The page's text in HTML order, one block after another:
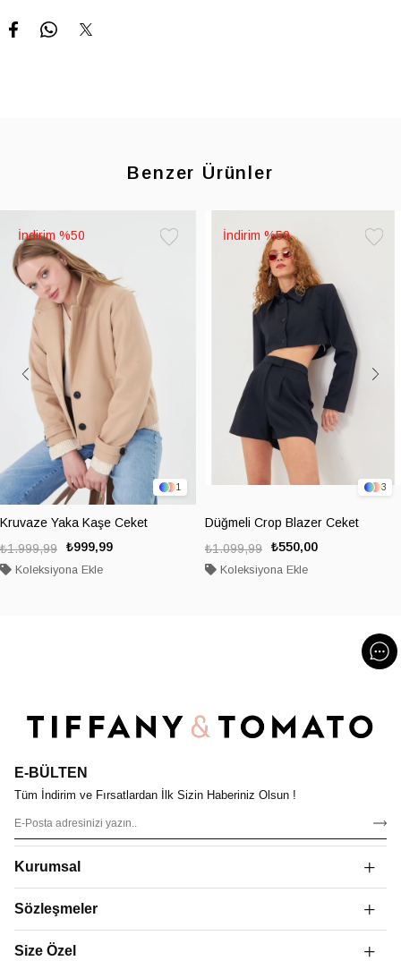
Benzer Ürünler
1
Kruvaze Yaka Kaşe Ceket
₺999,99
₺1.999,99
Koleksiyona Ekle
%50
3
Düğmeli Crop Blazer Ceket
₺550,00
₺1.099,99
Koleksiyona Ekle
%50
E-BÜLTEN
Tüm İndirim ve Fırsatlardan İlk Sizin Haberiniz Olsun !
Kurumsal
Sözleşmeler
Size Özel